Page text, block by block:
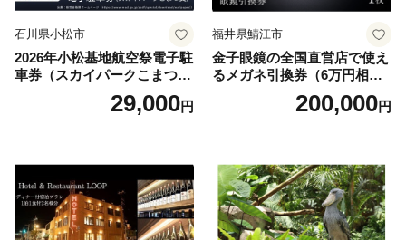
石川県小松市
2026年小松基地航空祭電子駐
車券（スカイパークこまつ
翼） 駐車場 シャトルバスの
りばすぐ 石川県 小松市
29,000円
福井県鯖江市
金子眼鏡の全国直営店で使え
るメガネ引換券（6万円相
当） Platinum200,000円